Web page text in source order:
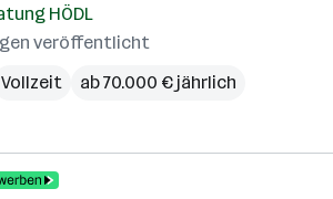
HÖDL
veröffentlicht
Vollzeit ab 70.000 € jährlich